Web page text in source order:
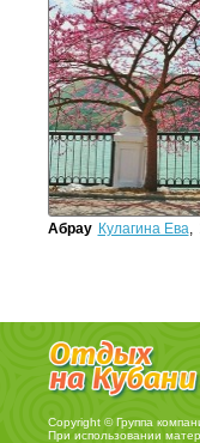
Абрау Кулагина Ева,
Copyright © Группа
При использовании